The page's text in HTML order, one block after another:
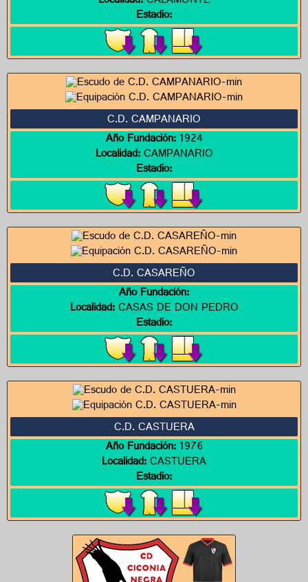
Estadio:
C.D. CAMPANARIO
Año Fundación:1924
Localidad:CAMPANARIO
Estadio:
C.D. CASAREÑO
Año Fundación:
Localidad:CASAS DE DON PEDRO
Estadio:
C.D. CASTUERA
Año Fundación:1976
Localidad:CASTUERA
Estadio: